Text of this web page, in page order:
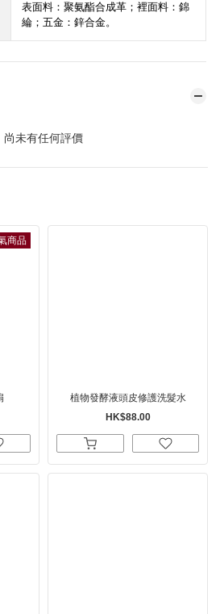
表面料：聚氨酯合成革；裡面料：錦
綸；五金：鋅合金。
尚未有任何評價
商品
植物發酵液頭皮修護洗髮水
HK$88.00